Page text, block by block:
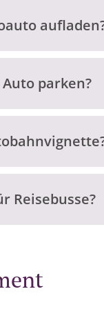
parken?
Reisebusse?